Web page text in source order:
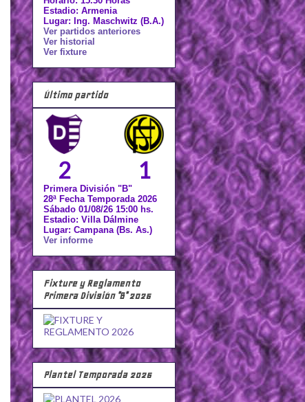
Estadio: Armenia
Lugar: Ing. Maschwitz (B.A.)
Ver partidos anteriores
Ver historial
Ver fixture
Último partido
2 1
Primera División "B"
28ª Fecha Temporada 2026
Sábado 01/08/26 15:00 hs.
Estadio: Villa Dálmine
Lugar: Campana (Bs. As.)
Ver informe
Fixture y Reglamento
Primera División "B" 2026
Plantel Temporada 2026